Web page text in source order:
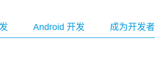
Android 开发 成为开发者